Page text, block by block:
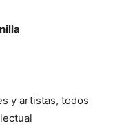
y artistas, todos